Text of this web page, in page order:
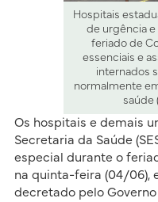
Hospitais
de urgência
feriado de
essenciais e
internados
normalmente
saúde
Os hospitais e demais
Secretaria da Saúde
especial durante o
na quinta-feira (04/06),
decretado pelo